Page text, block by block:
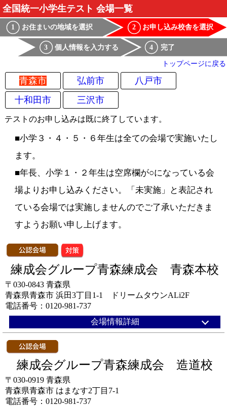
全国統一小学生テスト 会場一覧
3 個人情報を入力する
1 お住まいの地域を選択
4 完了
2 お申し込み校舎を選択
トップページに戻る
青森市 弘前市
八戸市
十和田市
三沢市
テストのお申し込みは既に終了しています。
■小学３・４・５・６年生は全ての会場で実施いたし
ます。
■年長、小学１・２年生は空席欄が○になっている会
場よりお申し込みください。「未実施」と表記され
ている会場では実施しませんのでご了承いただきま
すようお願い申し上げます。
練成会グループ青森練成会 青森本校
〒030-0843 青森県
青森県青森市 浜田3丁目1-1 ドリームタウンALi2F
電話番号：0120-981-737
会場情報詳細
練成会グループ青森練成会 造道校
〒030-0919 青森県
青森県青森市 はまなす2丁目7-1
電話番号：0120-981-737